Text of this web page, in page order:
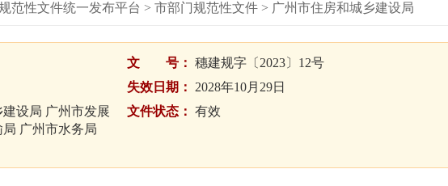
范性文件统一发布平台 > 市部门规范性文件 > 广州市住房和城乡建设局
文 号： 穗建规字〔2023〕12号
失效日期：
2028年10月29日
设局 广州市发展
广州市水务局
文件状态： 有效